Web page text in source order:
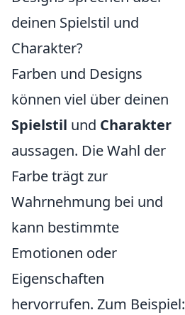
deinen Spielstil und
Charakter?
Farben und Designs
können viel über deinen
Spielstil und Charakter
aussagen. Die Wahl der
Farbe trägt zur
Wahrnehmung bei und
kann bestimmte
Emotionen oder
Eigenschaften
hervorrufen. Zum Beispiel: